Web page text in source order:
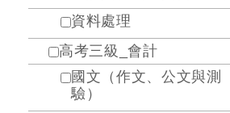
資料處理
高考三級_會計
國文（作文、公文與測
驗）